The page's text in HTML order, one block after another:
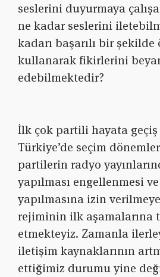
seslerini duyurmaya
ne kadar seslerini
kadarı başarılı bir
kullanarak fikirlerini
edebilmektedir?
İlk çok partili hayata geçiş
Türkiye’de seçim
partilerin radyo
yapılması engellenmesi
yapılmasına izin
rejiminin ilk aşamalarına
etmekteyiz. Zamanla
iletişim kaynaklarının
ettiğimiz durumu yine